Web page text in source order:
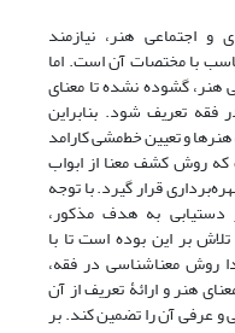
هنر، نیازمند
با مختصات آن است. اما
هنر، گشوده نشده تا معنای
تعریف شود. بنابراین
و تعیین خط‌مشی کارامد
روش کشف معنا از ابواب
قرار گیرد. با توجه
به هدف مذکور،
بر این بوده است تا با
روش معناشناسی در فقه،
هنر و ارائۀ تعریف از آن
و عرفی آن را تضمین کند. بر